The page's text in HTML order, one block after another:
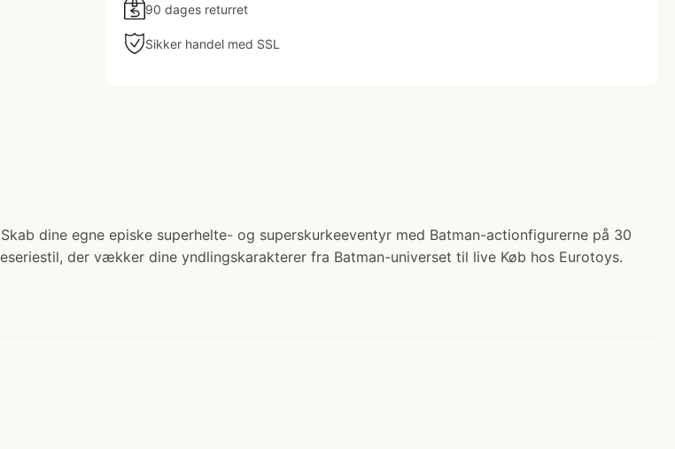
90 dages returret
Sikker handel med SSL
dine egne episke superhelte- og superskurkeeventyr med Batman-actionfigurerne på 30
der vækker dine yndlingskarakterer fra Batman-universet til live Køb hos Eurotoys.